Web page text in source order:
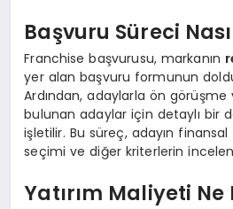
Başvuru Süreci
Franchise başvurusu, markanın
yer alan başvuru formunun
Ardından, adaylarla ön görüşme
bulunan adaylar için detaylı bir
işletilir. Bu süreç, adayın
seçimi ve diğer kriterlerin
Yatırım Maliyeti Ne